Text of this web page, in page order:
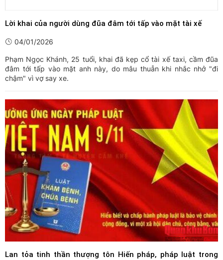
Lời khai của người dùng đũa đâm tới tấp vào mặt tài xế
04/01/2026
Phạm Ngọc Khánh, 25 tuổi, khai đã kẹp cổ tài xế taxi, cầm đũa
đâm tới tấp vào mặt anh này, do mâu thuẫn khi nhắc nhở "đi
chậm" vì vợ say xe.
Lan tỏa tinh thần thượng tôn Hiến pháp, pháp luật trong